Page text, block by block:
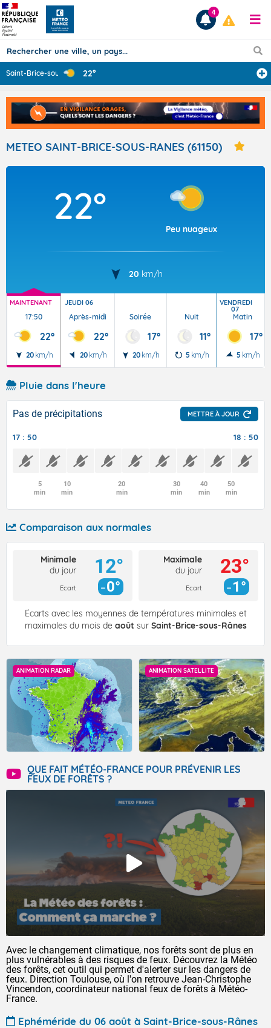
Prévisions
TOUS LES RÉSULTATS
Articles
4
Saint-Brice-sou ... 22°
METEO SAINT-BRICE-SOUS-RANES (61150)
22°
Peu nuageux
20 km/h
MAINTENANT
17:50
22°
20 km/h
JEUDI 06
Après-midi
22°
20 km/h
Soirée
17°
20 km/h
Nuit
11°
5 km/h
VENDREDI
07
Matin
17°
5 km/h
Pluie dans l'heure
Pas de précipitations METTRE À JOUR
17 : 50 18 : 50
5
min
10
min
20
min
30
min
40
min
50
min
Comparaison aux normales
Minimale
du jour
Ecart
12°
0°
Maximale
du jour
Ecart
23°
1°
Écarts avec les moyennes de températures minimales et
maximales du mois de août sur Saint-Brice-sous-Rânes
ANIMATION RADAR ANIMATION SATELLITE
QUE FAIT MÉTÉO-FRANCE POUR PRÉVENIR LES
FEUX DE FORÊTS ?
Avec le changement climatique, nos forêts sont de plus en
plus vulnérables à des risques de feux. Découvrez la Météo
des forêts, cet outil qui permet d'alerter sur les dangers de
feux. Direction Toulouse, où l'on retrouve Jean-Christophe
Vincendon, coordinateur national feux de forêts à Météo-
France.
Ephéméride du 06 août à Saint-Brice-sous-Rânes